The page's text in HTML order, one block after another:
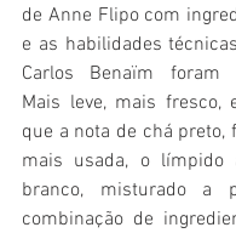
de Anne Flipo com
e as habilidades
Carlos Benaïm foram
Mais leve, mais
que a nota de chá preto,
mais usada, o límpido
branco, misturado a
combinação de